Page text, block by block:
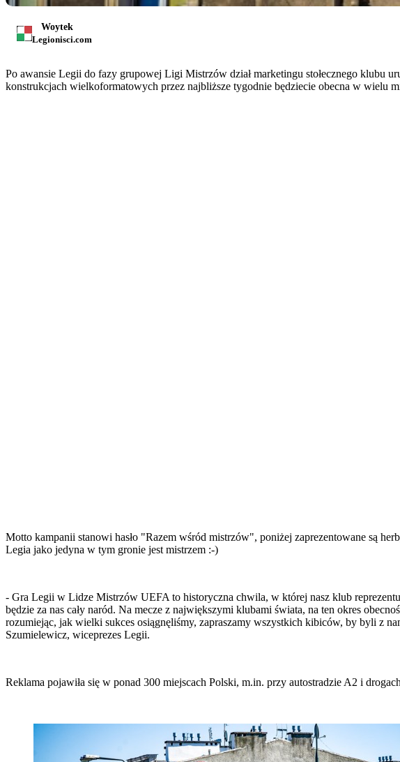
Woytek
Legionisci.com
Po awansie Legii do fazy grupowej Ligi Mistrzów dział marketingu stołecznego klubu
konstrukcjach wielkoformatowych przez najbliższe tygodnie będziecie obecna w wielu
Motto kampanii stanowi hasło "Razem wśród mistrzów", poniżej zaprezentowane są
Legia jako jedyna w tym gronie jest mistrzem :-)
- Gra Legii w Lidze Mistrzów UEFA to historyczna chwila, w której nasz klub
będzie za nas cały naród. Na mecze z największymi klubami świata, na ten okres
rozumiejąc, jak wielki sukces osiągnęliśmy, zapraszamy wszystkich kibiców, by byli z
Szumielewicz, wiceprezes Legii.
Reklama pojawiła się w ponad 300 miejscach Polski, m.in. przy autostradzie A2 i